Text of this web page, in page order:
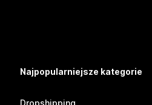
Najpopularniejsze kategorie
Dropshipping